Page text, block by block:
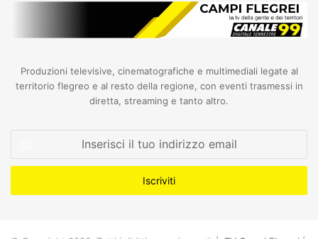
Produzioni televisive, cinematografiche e multimediali legate al
territorio flegreo e al resto della regione, con eventi trasmessi in
diretta, streaming e tanto altro.
tuo
email